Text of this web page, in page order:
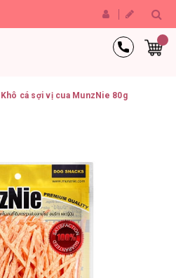
Khô cá sợi vị cua MunzNie 80g